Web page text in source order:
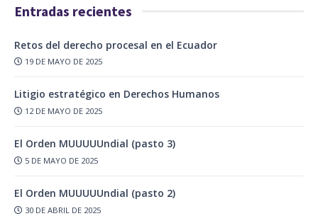
Entradas recientes
Retos del derecho procesal en el Ecuador
19 DE MAYO DE 2025
Litigio estratégico en Derechos Humanos
12 DE MAYO DE 2025
El Orden MUUUUUndial (pasto 3)
5 DE MAYO DE 2025
El Orden MUUUUUndial (pasto 2)
30 DE ABRIL DE 2025